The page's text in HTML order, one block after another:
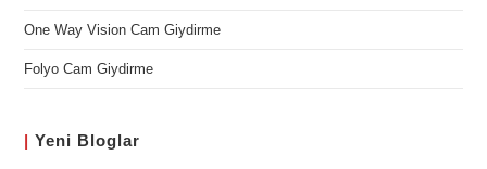
One Way Vision Cam Giydirme
Folyo Cam Giydirme
| Yeni Bloglar